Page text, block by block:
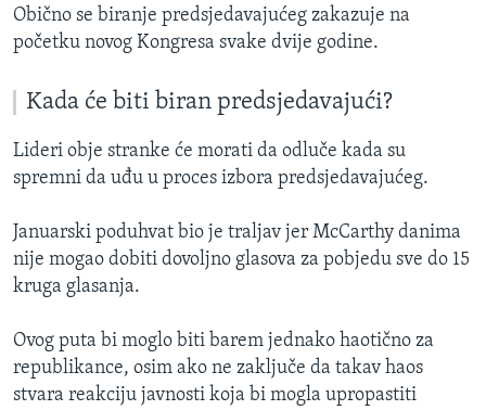
Obično se biranje predsjedavajućeg zakazuje na
početku novog Kongresa svake dvije godine.
Kada će biti biran predsjedavajući?
Lideri obje stranke će morati da odluče kada su
spremni da uđu u proces izbora predsjedavajućeg.
Januarski poduhvat bio je traljav jer McCarthy danima
nije mogao dobiti dovoljno glasova za pobjedu sve do 15
kruga glasanja.
Ovog puta bi moglo biti barem jednako haotično za
republikance, osim ako ne zaključe da takav haos
stvara reakciju javnosti koja bi mogla upropastiti